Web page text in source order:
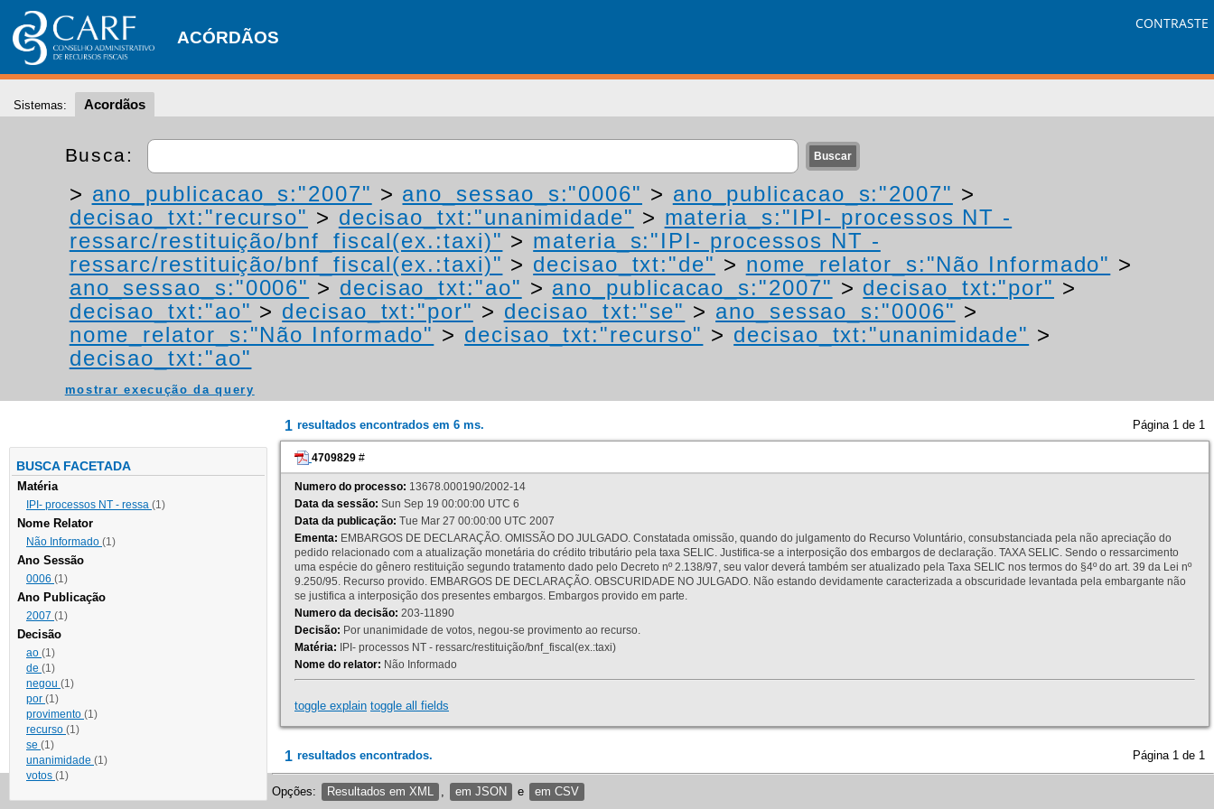
ACÓRDÃOS
CONTRASTE
Sistemas: Acordãos
Busca:
> ano_publicacao_s:"2007" > ano_sessao_s:"0006" > ano_publicacao_s:"2007" >
decisao_txt:"recurso" > decisao_txt:"unanimidade" > materia_s:"IPI- processos NT -
ressarc/restituição/bnf_fiscal(ex.:taxi)" > materia_s:"IPI- processos NT -
ressarc/restituição/bnf_fiscal(ex.:taxi)" > decisao_txt:"de" > nome_relator_s:"Não Informado" >
ano_sessao_s:"0006" > decisao_txt:"ao" > ano_publicacao_s:"2007" > decisao_txt:"por" >
decisao_txt:"ao" > decisao_txt:"por" > decisao_txt:"se" > ano_sessao_s:"0006" >
nome_relator_s:"Não Informado" > decisao_txt:"recurso" > decisao_txt:"unanimidade" >
decisao_txt:"ao"
mostrar execução da query
BUSCA FACETADA
Matéria
IPI- processos NT - ressa (1)
Nome Relator
Não Informado (1)
Ano Sessão
0006 (1)
Ano Publicação
2007 (1)
Decisão
ao (1)
de (1)
negou (1)
por (1)
provimento (1)
recurso (1)
se (1)
unanimidade (1)
votos (1)
1 resultados encontrados em 6 ms. Página 1 de 1
4709829 #
Numero do processo: 13678.000190/2002-14
Data da sessão: Sun Sep 19 00:00:00 UTC 6
Data da publicação: Tue Mar 27 00:00:00 UTC 2007
Ementa: EMBARGOS DE DECLARAÇÃO. OMISSÃO DO JULGADO. Constatada omissão, quando do julgamento do Recurso Voluntário, consubstanciada pela não apreciação do
pedido relacionado com a atualização monetária do crédito tributário pela taxa SELIC. Justifica-se a interposição dos embargos de declaração. TAXA SELIC. Sendo o ressarcimento
uma espécie do gênero restituição segundo tratamento dado pelo Decreto nº 2.138/97, seu valor deverá também ser atualizado pela Taxa SELIC nos termos do §4º do art. 39 da Lei nº
9.250/95. Recurso provido. EMBARGOS DE DECLARAÇÃO. OBSCURIDADE NO JULGADO. Não estando devidamente caracterizada a obscuridade levantada pela embargante não
se justifica a interposição dos presentes embargos. Embargos provido em parte.
Numero da decisão: 203-11890
Decisão: Por unanimidade de votos, negou-se provimento ao recurso.
Matéria: IPI- processos NT - ressarc/restituição/bnf_fiscal(ex.:taxi)
Nome do relator: Não Informado
toggle explain toggle all fields
1 resultados encontrados. Página 1 de 1
Opções: Resultados em XML em JSON e em CSV